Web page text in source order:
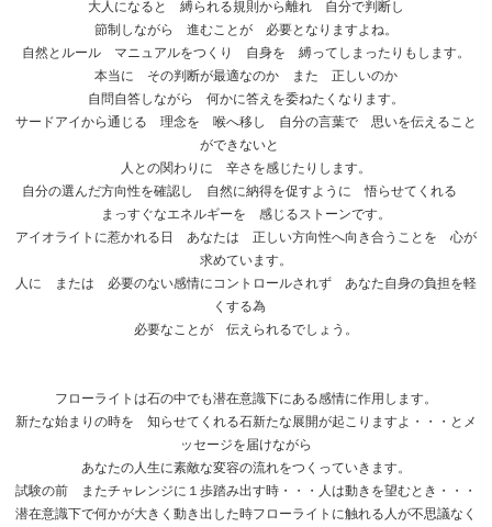
大人になると 縛られる規則から離れ 自分で判断し
節制しながら 進むことが 必要となりますよね。
自然とルール マニュアルをつくり 自身を 縛ってしまったりもします。
本当に その判断が最適なのか また 正しいのか
自問自答しながら 何かに答えを委ねたくなります。
サードアイから通じる 理念を 喉へ移し 自分の言葉で 思いを伝えること
ができないと
人との関わりに 辛さを感じたりします。
自分の選んだ方向性を確認し 自然に納得を促すように 悟らせてくれる
まっすぐなエネルギーを 感じるストーンです。
アイオライトに惹かれる日 あなたは 正しい方向性へ向き合うことを 心が
求めています。
人に または 必要のない感情にコントロールされず あなた自身の負担を軽
くする為
必要なことが 伝えられるでしょう。
フローライトは石の中でも潜在意識下にある感情に作用します。
新たな始まりの時を 知らせてくれる石新たな展開が起こりますよ・・・とメ
ッセージを届けながら
あなたの人生に素敵な変容の流れをつくっていきます。
試験の前 またチャレンジに１歩踏み出す時・・・人は動きを望むとき・・・
潜在意識下で何かが大きく動き出した時フローライトに触れる人が不思議なく